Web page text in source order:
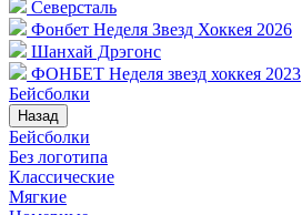
Северсталь
Фонбет Неделя Звезд Хоккея 2026
Шанхай Дрэгонс
ФОНБЕТ Неделя звезд хоккея 2023
Бейсболки
Назад
Бейсболки
Без логотипа
Классические
Мягкие